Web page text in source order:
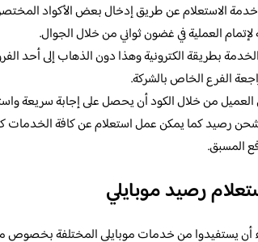
الاستعلام عن طريق إدخال بعض الأكواد
العملية في غضون ثواني من خلال الجوال.
بطريقة الكترونية وهذا دون الذهاب إلى أحد
الفرع الخاص بالشركة.
من خلال الكود أن يحصل على إجابة سريعة
رصيد كما يمكن عمل استعلام عن كافة الخدمات
المسبق.
رصيد موبايلي
أن يستفيدوا من خدمات موبايلي المختلفة بخصوص